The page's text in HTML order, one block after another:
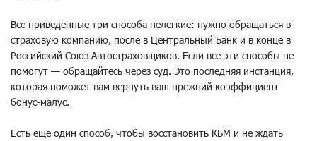
Все приведенные три способа нелегкие: нужно обращаться в
страховую компанию, после в Центральный Банк и в конце в
Российский Союз Автостраховщиков. Если все эти способы не
помогут — обращайтесь через суд. Это последняя инстанция,
которая поможет вам вернуть ваш прежний коэффициент
бонус-малус.
Есть еще один способ, чтобы восстановить КБМ и не ждать